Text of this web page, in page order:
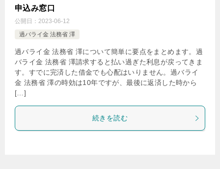
申込み窓口
公開日： 2023-06-12
過バライ金 法務省 澤
過バライ金 法務省 澤について簡単に要点をまとめます。過
バライ金 法務省 澤請求すると払い過ぎた利息が戻ってきま
す。すでに完済した借金でも心配はいりません。過バライ
金 法務省 澤の時効は10年ですが、最後に返済した時から
[…]
続きを読む